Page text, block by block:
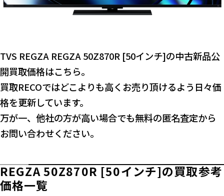
TVS REGZA REGZA 50Z870R [50インチ]の中古新品公
開買取価格はこちら。
買取RECOではどこよりも高くお売り頂けるよう日々価
格を更新しています。
万が一、他社の方が高い場合でも無料の匿名査定から
お問い合わせください。
REGZA 50Z870R [50インチ]の買取参考
価格一覧